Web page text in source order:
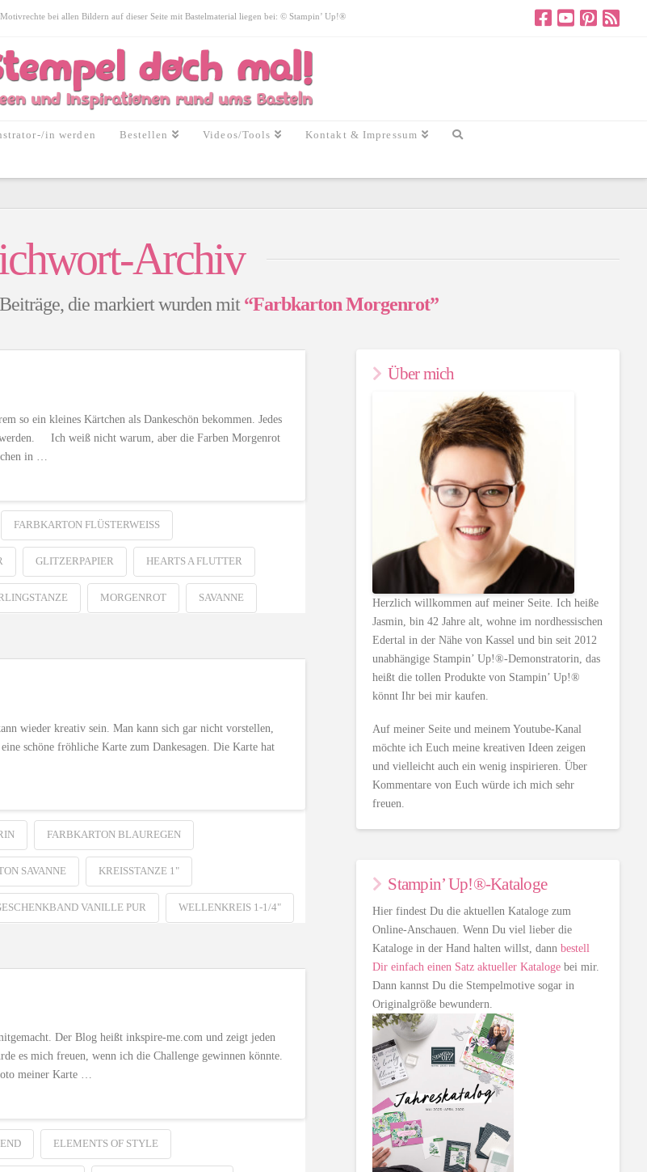
bei allen Bildern auf dieser Seite mit Bastelmaterial liegen bei: © Stampin’ Up!®
in werden Bestellen Videos/Tools Kontakt & Impressum
Archiv
die markiert wurden mit“Farbkarton Morgenrot”
so ein kleines Kärtchen als Dankeschön bekommen. Jedes
werden. Ich weiß nicht warum, aber die Farben Morgenrot
in …
FARBKARTON FLÜSTERWEISS
GLITZERPAPIER HEARTS A FLUTTER
MORGENROT SAVANNE
wieder kreativ sein. Man kann sich gar nicht vorstellen,
schöne fröhliche Karte zum Dankesagen. Die Karte hat
FARBKARTON BLAUREGEN
SAVANNE KREISSTANZE 1"
VANILLE PUR WELLENKREIS 1-1/4"
Der Blog heißt inkspire-me.com und zeigt jeden
es mich freuen, wenn ich die Challenge gewinnen könnte.
meiner Karte …
ELEMENTS OF STYLE
Über mich
Herzlich willkommen auf meiner Seite. Ich heiße
Jasmin, bin 42 Jahre alt, wohne im nordhessischen
Edertal in der Nähe von Kassel und bin seit 2012
unabhängige Stampin’ Up!®-Demonstratorin, das
heißt die tollen Produkte von Stampin’ Up!®
könnt Ihr bei mir kaufen.
Auf meiner Seite und meinem Youtube-Kanal
möchte ich Euch meine kreativen Ideen zeigen
und vielleicht auch ein wenig inspirieren. Über
Kommentare von Euch würde ich mich sehr
freuen.
Stampin’ Up!®-Kataloge
Hier findest Du die aktuellen Kataloge zum
Online-Anschauen. Wenn Du viel lieber die
Kataloge in der Hand halten willst, dannbestell
Dir einfach einen Satz aktueller Kataloge bei mir.
Dann kannst Du die Stempelmotive sogar in
Originalgröße bewundern.